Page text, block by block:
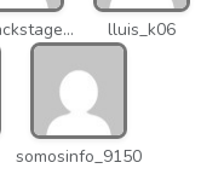
izanbackstage_14556 lluis_k06
somosinfo_9150